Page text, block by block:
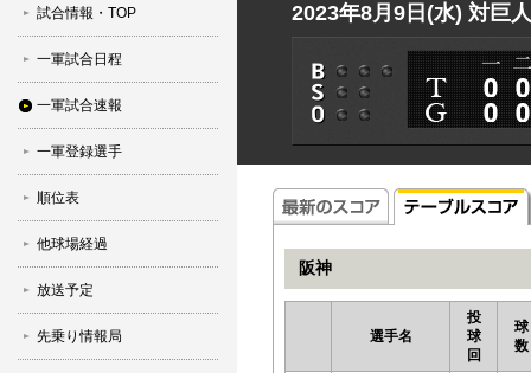
試合情報・TOP
一軍試合日程
一軍試合速報
一軍登録選手
順位表
他球場経過
放送予定
先乗り情報局
2023年8月9日(水) 対巨
阪神
選手名
投
球
回
球
数